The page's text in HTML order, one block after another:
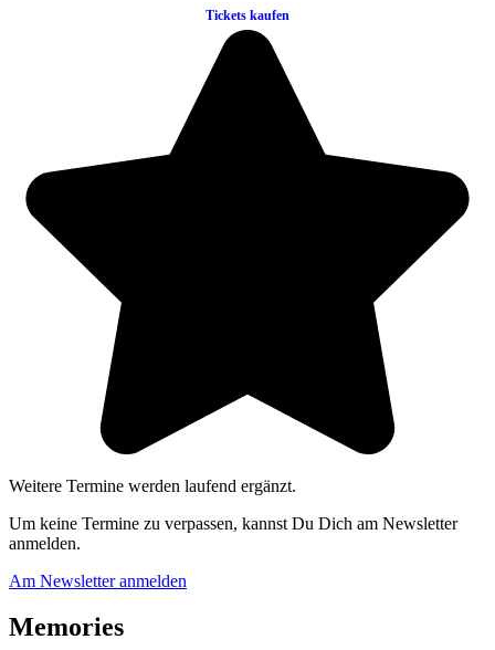
Tickets kaufen
Weitere Termine werden laufend ergänzt.
Um keine Termine zu verpassen, kannst Du Dich am Newsletter
anmelden.
Am Newsletter anmelden
Memories